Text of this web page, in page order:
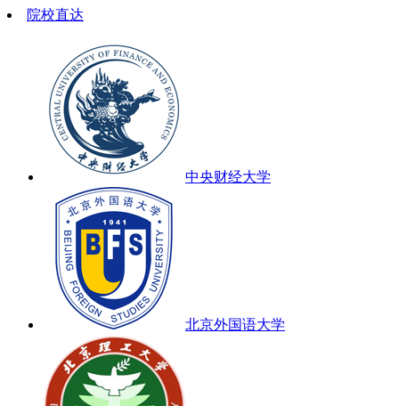
院校直达
中央财经大学
北京外国语大学